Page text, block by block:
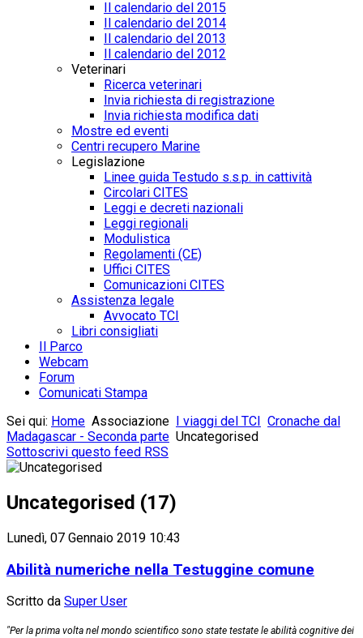
Il calendario del 2015
Il calendario del 2014
Il calendario del 2013
Il calendario del 2012
Veterinari
Ricerca veterinari
Invia richiesta di registrazione
Invia richiesta modifica dati
Mostre ed eventi
Centri recupero Marine
Legislazione
Linee guida Testudo s.s.p. in cattività
Circolari CITES
Leggi e decreti nazionali
Leggi regionali
Modulistica
Regolamenti (CE)
Uffici CITES
Comunicazioni CITES
Assistenza legale
Avvocato TCI
Libri consigliati
Il Parco
Webcam
Forum
Comunicati Stampa
Sei qui: Home Associazione I viaggi del TCI Cronache dal
Madagascar - Seconda parte Uncategorised
Sottoscrivi questo feed RSS
Uncategorised (17)
Lunedì, 07 Gennaio 2019 10:43
Abilità numeriche nella Testuggine comune
Scritto da Super User
"Per la prima volta nel mondo scientifico sono state testate le abilità cognitive dei